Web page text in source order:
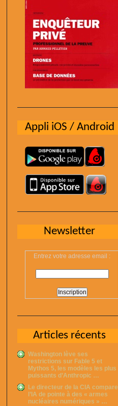
Appli iOS / Android
Newsletter
Entrez votre adresse email :
Articles récents
Washington lève ses
restrictions sur Fable 5 et
Mythos 5, les modèles les plus
puissants d’Anthropic …
Le directeur de la CIA compare
l’IA de pointe à des « armes
nucléaires numériques » …